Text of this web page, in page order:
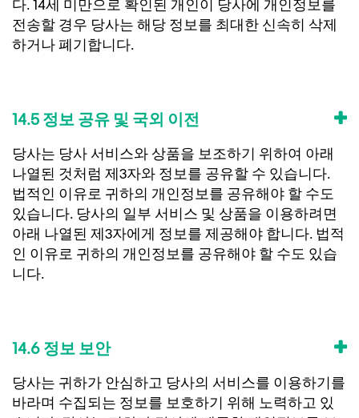
다. 14세 미만으로 확인된 개인이 당사에 개인정보를
전송할 경우 당사는 해당 정보를 최대한 신속히 삭제
하거나 폐기합니다.
14.5 정보 공유 및 국외 이전
당사는 당사 서비스와 상품을 보조하기 위하여 아래
나열된 것처럼 제3자와 정보를 공유할 수 있습니다.
법적인 이유로 귀하의 개인정보를 공유해야 할 수도
있습니다. 당사의 일부 서비스 및 상품을 이용하려면
아래 나열된 제3자에게 정보를 제공해야 합니다. 법적
인 이유로 귀하의 개인정보를 공유해야 할 수도 있습
니다.
14.6 정보 보안
당사는 귀하가 안심하고 당사의 서비스를 이용하기를
바라며 수집되는 정보를 보호하기 위해 노력하고 있